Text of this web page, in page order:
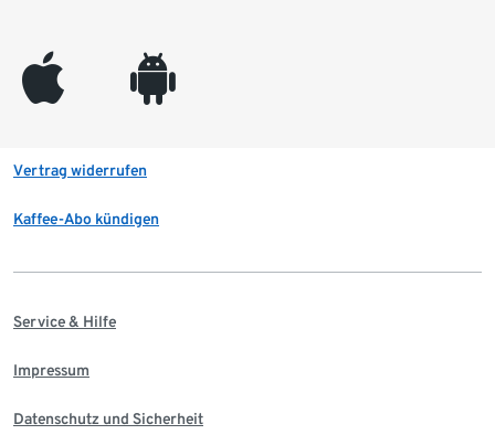
appleinc android
Vertrag widerrufen
Kaffee-Abo kündigen
Service & Hilfe
Impressum
Datenschutz und Sicherheit